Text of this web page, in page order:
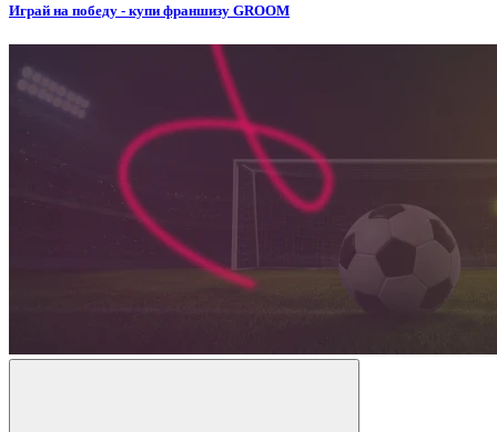
Играй на победу - купи франшизу GROOM